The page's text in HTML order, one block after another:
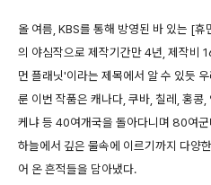
올 여름, KBS를 통해 방영된 바 있는 [
의 야심작으로 제작기간만 4년, 제작비
먼 플래닛'이라는 제목에서 알 수 있듯
룬 이번 작품은 캐나다, 쿠바, 칠레, 홍콩
케냐 등 40여개국을 돌아다니며 80여
하늘에서 깊은 물속에 이르기까지 다양
어 온 흔적들을 담아냈다.